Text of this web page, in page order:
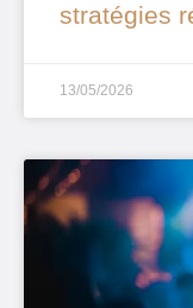
stratégies
13/05/2026